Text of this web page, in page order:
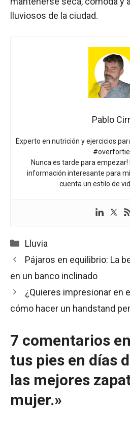
lluviosos de la ciudad.
Pablo
Experto en nutrición y ejercicios
Nunca es tarde para
información interesante para
cuenta un estilo de
Categorías
Lluvia
Pájaros en equilibrio: La
en un banco inclinado
¿Quieres impresionar en
cómo hacer un handstand
7 comentarios
tus pies en días
las mejores
mujer.»